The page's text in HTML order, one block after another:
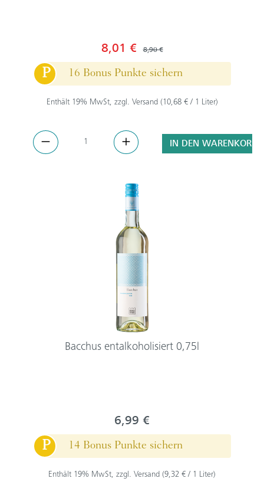
8,01 € 8,90 €
P 16 Bonus Punkte sichern
Enthält 19% MwSt, zzgl. Versand (10,68 € / 1 Liter)
IN DEN WARENKORB
Bacchus entalkoholisiert 0,75l
6,99 €
P
14 Bonus Punkte sichern
Enthält 19% MwSt, zzgl. Versand (9,32 € / 1 Liter)